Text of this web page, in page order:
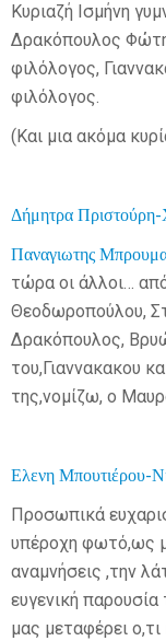
Κυριαζή Ισμήνη
Δρακόπουλος
φιλόλογος,
φιλόλογος.
(Και μια ακόμα
Δήμητρα
Παναγιωτης
τώρα οι άλλοι…
Θεοδωροπούλου,
Δρακόπουλος,
του,Γιαννακακου
της,νομίζω, ο
Ελενη Μπουτιέρου-
Προσωπικά
υπέροχη φωτό,ως
αναμνήσεις ,την
ευγενική
μας μεταφέρει